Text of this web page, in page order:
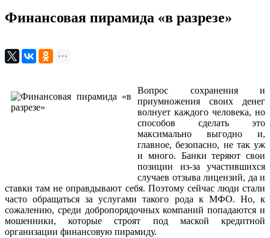
Финансовая пирамида «в разрезе»
Вопрос сохранения и
приумножения своих денег
волнует каждого человека, но
способов сделать это
максимально выгодно и,
главное, безопасно, не так уж
и много. Банки теряют свои
позиции из-за участившихся
случаев отзыва лицензий, да и
ставки там не оправдывают себя. Поэтому сейчас люди стали
часто обращаться за услугами такого рода к МФО. Но, к
сожалению, среди добропорядочных компаний попадаются и
мошенники, которые строят под маской кредитной
организации финансовую пирамиду.